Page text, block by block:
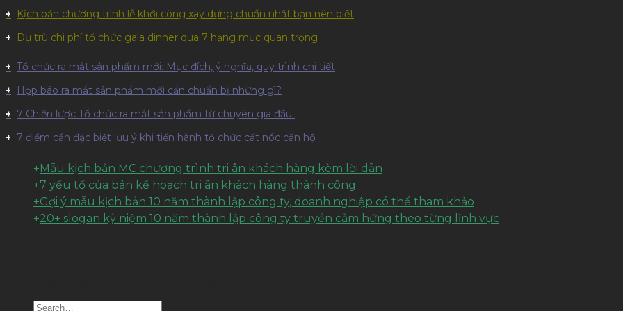
Kịch bản chương trình lễ khởi công xây dựng chuẩn nhất bạn nên biết
Dự trù chi phí tổ chức gala dinner qua 7 hạng mục quan trọng
Tổ chức ra mắt sản phẩm mới: Mục đích, ý nghĩa, quy trình chi tiết
Họp báo ra mắt sản phẩm mới cần chuẩn bị những gì?
7 Chiến lược Tổ chức ra mắt sản phẩm từ chuyên gia đầu
7 điểm cần đặc biệt lưu ý khi tiến hành tổ chức cất nóc căn hộ
+Mẫu kịch bản MC chương trình tri ân khách hàng kèm lời dẫn
+7 yếu tố của bản kế hoạch tri ân khách hàng thành công
+Gợi ý mẫu kịch bản 10 năm thành lập công ty, doanh nghiệp có thể tham khảo
+20+ slogan kỷ niệm 10 năm thành lập công ty truyền cảm hứng theo từng lĩnh vực